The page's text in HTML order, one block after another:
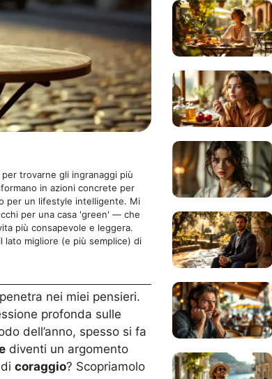
trovarne gli ingranaggi più
in azioni concrete per
per un lifestyle intelligente. Mi
per una casa 'green' — che
più consapevole e leggera.
lato migliore (e più semplice) di
nei miei pensieri.
profonda sulle
dell’anno, spesso si fa
diventi un argomento
coraggio? Scopriamolo